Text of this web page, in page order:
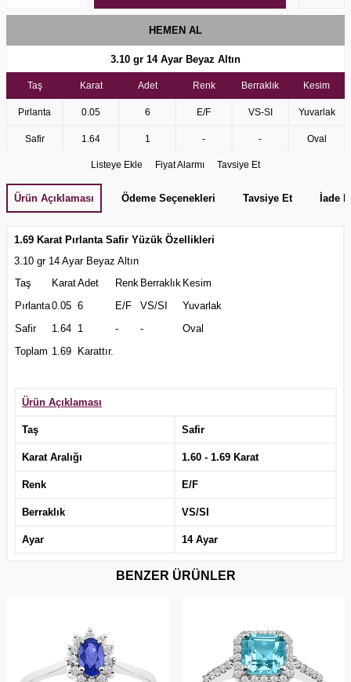
HEMEN AL
3.10 gr 14 Ayar Beyaz Altın
Taş
Pırlanta
Safir
Karat
0.05
1.64
Adet
6
1
Renk
E/F
-
Berraklık
VS-SI
-
Kesim
Yuvarlak
Oval
Listeye Ekle Fiyat Alarmı Tavsiye Et
Ürün Açıklaması Ödeme Seçenekleri Tavsiye Et İade
1.69 Karat Pırlanta Safir Yüzük Özellikleri
3.10 gr 14 Ayar Beyaz Altın
Taş
KaratAdet Renk Berraklık Kesim
Pırlanta0.05 6 E/F VS/SI
Yuvarlak
Safir
1.64 1 - -
Oval
Toplam 1.69 Karattır.
Ürün Açıklaması
Taş Safir
Karat Aralığı 1.60 - 1.69 Karat
Renk E/F
Berraklık VS/SI
Ayar 14 Ayar
BENZER ÜRÜNLER